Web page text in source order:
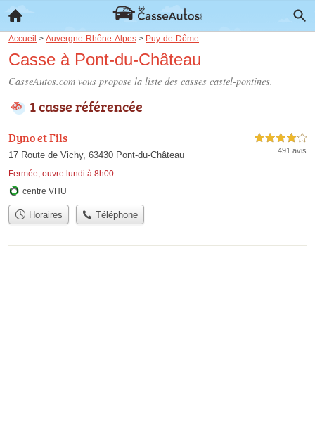
Accueil > Auvergne-Rhône-Alpes > Puy-de-Dôme
Casse à Pont-du-Château
CasseAutos.com vous propose la liste des casses castel-pontines.
1 casse référencée
Dyno et Fils
17 Route de Vichy, 63430 Pont-du-Château
Fermée, ouvre lundi à 8h00
4,0 étoiles sur 5
491 avis
centre VHU
Horaires Téléphone